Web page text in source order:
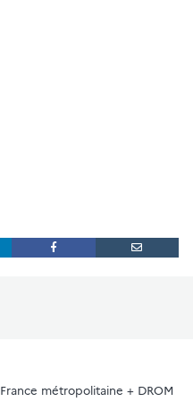
France métropolitaine + DROM